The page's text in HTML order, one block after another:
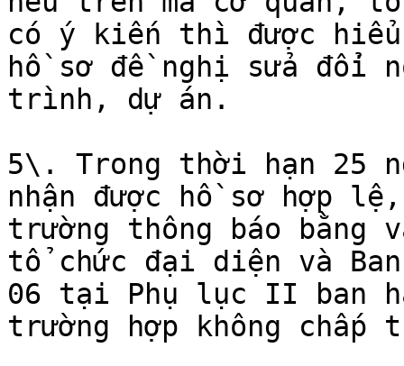
có ý kiến thì được
hồ sơ đề nghị sửa đổi
trình, dự án.
5\. Trong thời hạn 25
nhận được hồ sơ hợp
trường thông báo bằng
tổ chức đại diện và Ban
06 tại Phụ lục II ban
trường hợp không